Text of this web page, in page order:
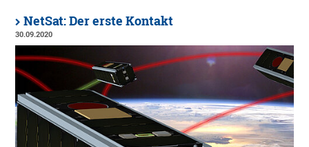
NetSat: Der erste Kontakt
30.09.2020